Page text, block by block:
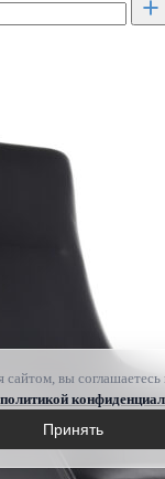
сайтом, вы
политикой
Принять